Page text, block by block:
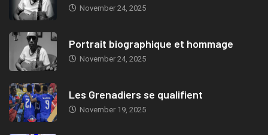
November 24, 2025
Portrait biographique et hommage
November 24, 2025
Les Grenadiers se qualifient
November 19, 2025